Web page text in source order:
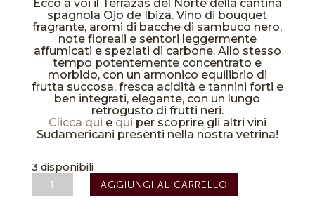
Ecco a voi il Terrazas del Norte della cantina
spagnola Ojo de Ibiza. Vino di bouquet
fragrante, aromi di bacche di sambuco nero,
note floreali e sentori leggermente
affumicati e speziati di carbone. Allo stesso
tempo potentemente concentrato e
morbido, con un armonico equilibrio di
frutta succosa, fresca acidità e tannini forti e
ben integrati, elegante, con un lungo
retrogusto di frutti neri.
Clicca qui e qui per scoprire gli altri vini
Sudamericani presenti nella nostra vetrina!
3 disponibili
Terrazas
AGGIUNGI AL CARRELLO